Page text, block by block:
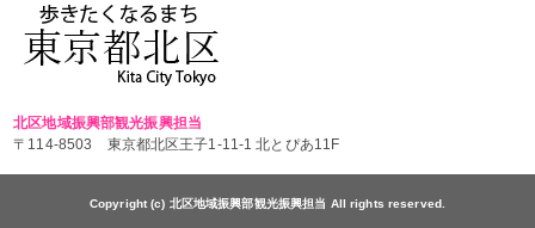
北区地域振興部観光振興担当
〒114-8503 東京都北区王子1-11-1 北とぴあ11F
Copyright (c) 北区地域振興部観光振興担当 All rights reserved.